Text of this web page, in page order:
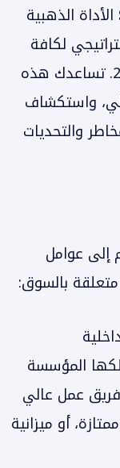
الأداة الذهبية
لكافة
الشركات والمشاريع الناشئة لعام 2026. تساعدك هذه
واستكشاف
والتحديات
إلى عوامل
بالسوق:
المؤسسة
عمل عالي
أو ميزانية